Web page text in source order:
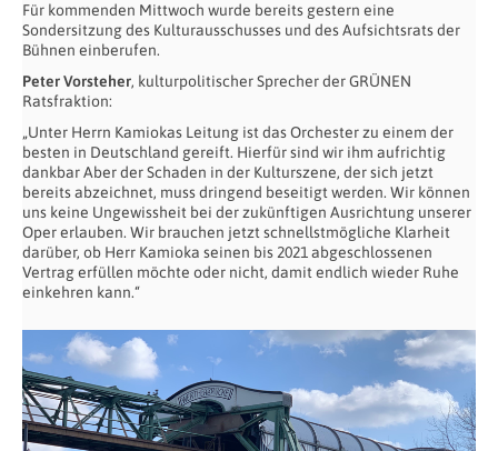
Für kommenden Mittwoch wurde bereits gestern eine
Sondersitzung des Kulturausschusses und des Aufsichtsrats der
Bühnen einberufen.
Peter Vorsteher, kulturpolitischer Sprecher der GRÜNEN
Ratsfraktion:
„Unter Herrn Kamiokas Leitung ist das Orchester zu einem der
besten in Deutschland gereift. Hierfür sind wir ihm aufrichtig
dankbar Aber der Schaden in der Kulturszene, der sich jetzt
bereits abzeichnet, muss dringend beseitigt werden. Wir können
uns keine Ungewissheit bei der zukünftigen Ausrichtung unserer
Oper erlauben. Wir brauchen jetzt schnellstmögliche Klarheit
darüber, ob Herr Kamioka seinen bis 2021 abgeschlossenen
Vertrag erfüllen möchte oder nicht, damit endlich wieder Ruhe
einkehren kann.“